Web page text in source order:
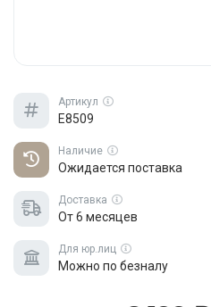
Артикул
E8509
Наличие
Ожидается поставка
Доставка
От 6 месяцев
Для юр.лиц
Можно по безналу